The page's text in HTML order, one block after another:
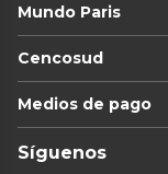
Mundo Paris
Cencosud
Medios de pago
Síguenos